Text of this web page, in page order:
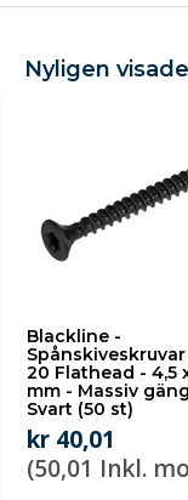
Nyligen visade
Blackline -
20 Flathead - 4,5
mm - Massiv
Svart (50 st)
kr 40,01
(50,01 Inkl.